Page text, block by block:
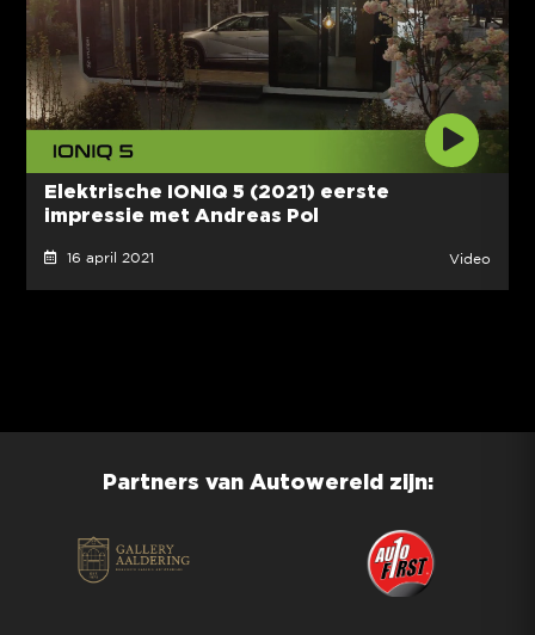
Elektrische IONIQ 5 (2021) eerste
impressie met Andreas Pol
16 april 2021 Video
Partners van Autowereld zijn: